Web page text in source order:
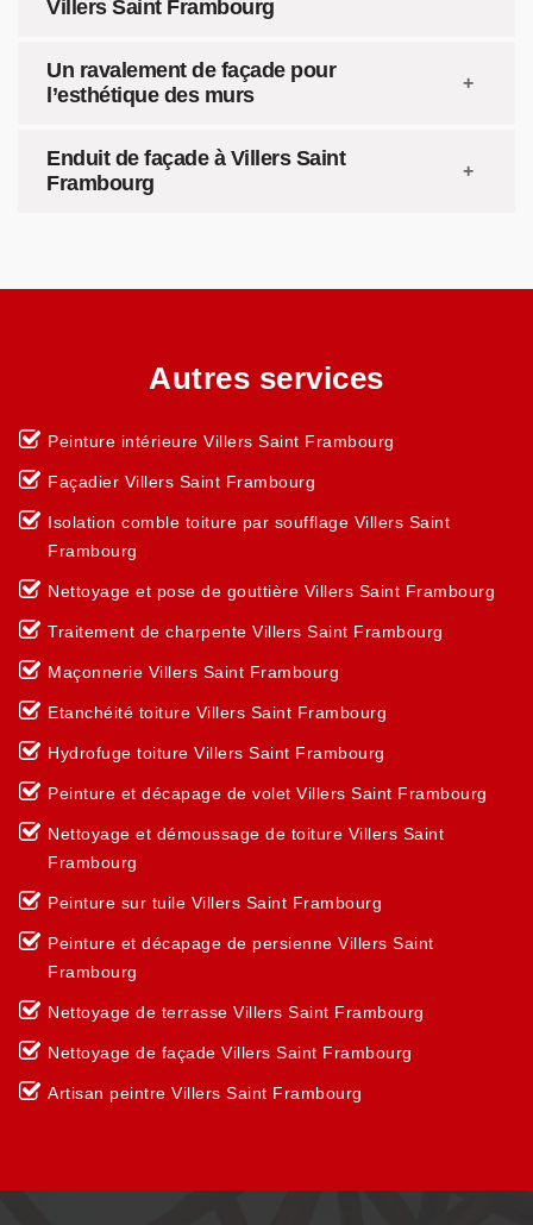
Villers Saint Frambourg
Un ravalement de façade pour
l’esthétique des murs
Enduit de façade à Villers Saint
Frambourg
Autres services
Peinture intérieure Villers Saint Frambourg
Façadier Villers Saint Frambourg
Isolation comble toiture par soufflage Villers Saint
Frambourg
Nettoyage et pose de gouttière Villers Saint Frambourg
Traitement de charpente Villers Saint Frambourg
Maçonnerie Villers Saint Frambourg
Etanchéité toiture Villers Saint Frambourg
Hydrofuge toiture Villers Saint Frambourg
Peinture et décapage de volet Villers Saint Frambourg
Nettoyage et démoussage de toiture Villers Saint
Frambourg
Peinture sur tuile Villers Saint Frambourg
Peinture et décapage de persienne Villers Saint
Frambourg
Nettoyage de terrasse Villers Saint Frambourg
Nettoyage de façade Villers Saint Frambourg
Artisan peintre Villers Saint Frambourg